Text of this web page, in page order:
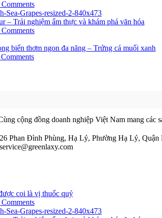
– Trải nghiệm ẩm thực và khám phá văn hóa
biển thơm ngon đa năng – Trứng cá muối xanh
cộng đồng doanh nghiệp Việt Nam mang
26 Phan Đình Phùng, Hạ Lý, Phường Hạ Lý, Quận
service@greenlaxy.com
coi là vị thuốc quý